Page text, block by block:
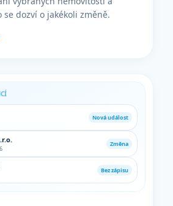
dozví o jakékoli změně.
Nová událost
Změna
Bez zápisu